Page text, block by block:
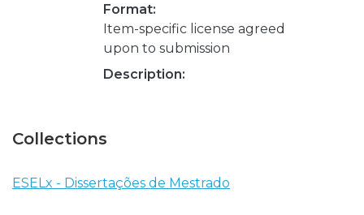
Format:
Item-specific license agreed
upon to submission
Description:
Collections
ESELx - Dissertações de Mestrado